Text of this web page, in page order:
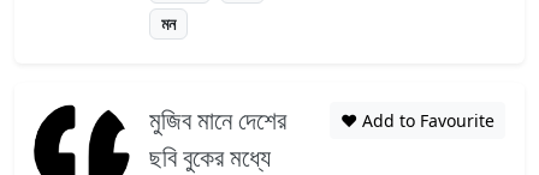
মন
মুজিব মানে দেশের
ছবি বুকের মধ্যে
❤️ Add to Favourite